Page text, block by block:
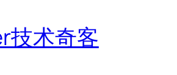
技术奇客